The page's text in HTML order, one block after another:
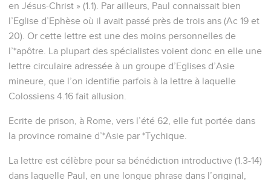
en Jésus-Christ » (1.1). Par ailleurs, Paul connaissait bien
l’Eglise d’Ephèse où il avait passé près de trois ans (Ac 19 et
20). Or cette lettre est une des moins personnelles de
l’*apôtre. La plupart des spécialistes voient donc en elle une
lettre circulaire adressée à un groupe d’Eglises d’Asie
mineure, que l’on identifie parfois à la lettre à laquelle
Colossiens 4.16 fait allusion.
Ecrite de prison, à Rome, vers l’été 62, elle fut portée dans
la province romaine d’*Asie par *Tychique.
La lettre est célèbre pour sa bénédiction introductive (1.3-14)
dans laquelle Paul, en une longue phrase dans l’original,